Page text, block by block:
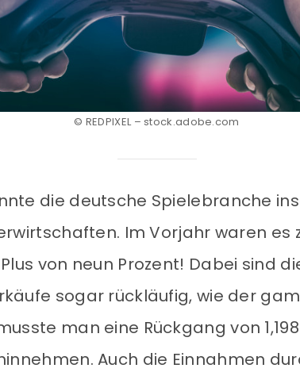
© REDPIXEL – stock.adobe.com
die deutsche Spielebranche
Im Vorjahr waren es
von neun Prozent! Dabei sind
sogar rückläufig, wie der
man eine Rückgang von 1,198
Auch die Einnahmen